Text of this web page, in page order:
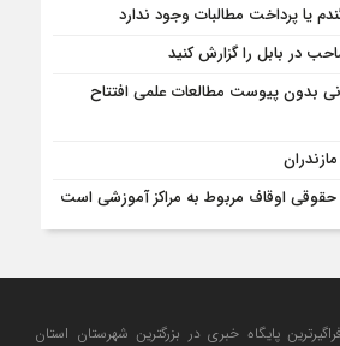
یا پرداخت مطالبات وجود ندارد
در بابل را ‌گزارش کنید
بدون پیوست مطالعات علمی افتتاح
اوقاف مربوط به مراکز آموزشی است
پایگاه خبری در بزرگترین شهرستان استان